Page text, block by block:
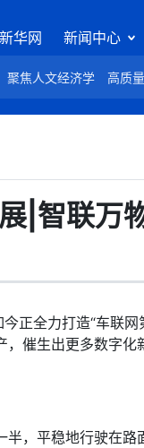
新华网 新闻中心
聚焦人文经济学 高质
|智联万
全力打造“车联网
催生出更多数字
平稳地行驶在路